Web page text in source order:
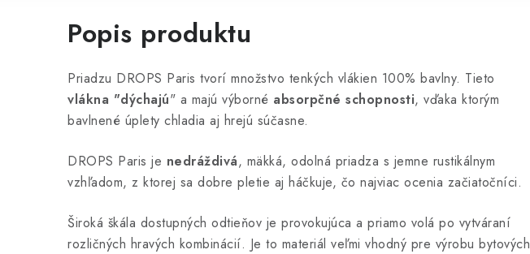
Popis produktu
Priadzu DROPS Paris tvorí množstvo tenkých vlákien 100% bavlny. Tieto
vlákna "dýchajú" a majú výborné absorpčné schopnosti, vďaka ktorým
bavlnené úplety chladia aj hrejú súčasne.
DROPS Paris je nedráždivá, mäkká, odolná priadza s jemne rustikálnym
vzhľadom, z ktorej sa dobre pletie aj háčkuje, čo najviac ocenia začiatočníci.
Široká škála dostupných odtieňov je provokujúca a priamo volá po vytváraní
rozličných hravých kombinácií. Je to materiál veľmi vhodný pre výrobu bytových